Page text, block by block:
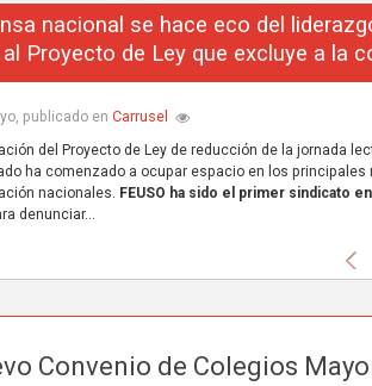
nacional se hace eco del
Proyecto de Ley que excluye a la
publicado en Carrusel
del Proyecto de Ley de reducción de la jornada
ha comenzado a ocupar espacio en los principales
nacionales. FEUSO ha sido el primer sindicato
denunciar...
Convenio de Colegios